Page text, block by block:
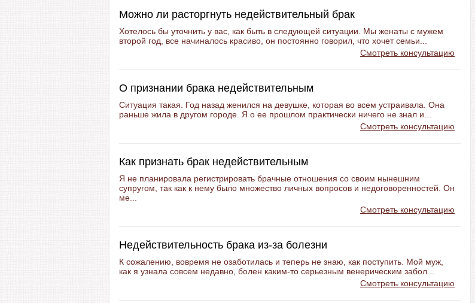
Можно ли расторгнуть недействительный брак
Хотелось бы уточнить у вас, как быть в следующей ситуации. Мы женаты с мужем
второй год, все начиналось красиво, он постоянно говорил, что хочет семьи...
Смотреть консультацию
О признании брака недействительным
Ситуация такая. Год назад женился на девушке, которая во всем устраивала. Она
раньше жила в другом городе. Я о ее прошлом практически ничего не знал и...
Смотреть консультацию
Как признать брак недействительным
Я не планировала регистрировать брачные отношения со своим нынешним
супругом, так как к нему было множество личных вопросов и недоговоренностей. Он
ме...
Смотреть консультацию
Недействительность брака из-за болезни
К сожалению, вовремя не озаботилась и теперь не знаю, как поступить. Мой муж,
как я узнала совсем недавно, болен каким-то серьезным венерическим забол...
Смотреть консультацию